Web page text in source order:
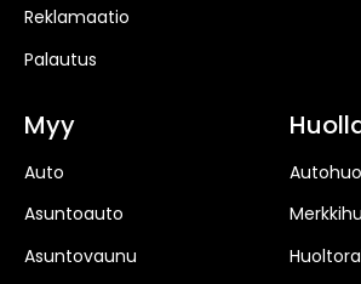
Reklamaatio
Palautus
Myy
Auto
Asuntoauto
Asuntovaunu